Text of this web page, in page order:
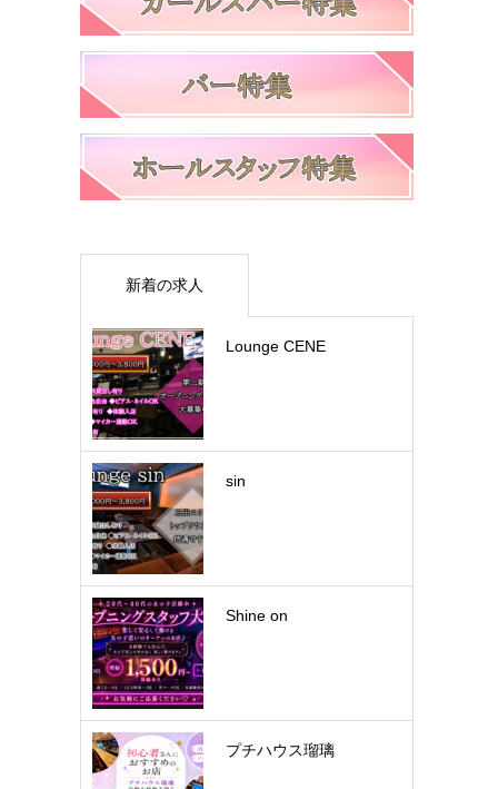
新着の求人
Lounge CENE
sin
Shine on
プチハウス瑠璃